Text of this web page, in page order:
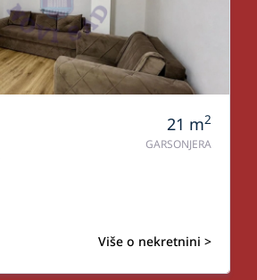
21 m2
GARSONJERA
Više o nekretnini >